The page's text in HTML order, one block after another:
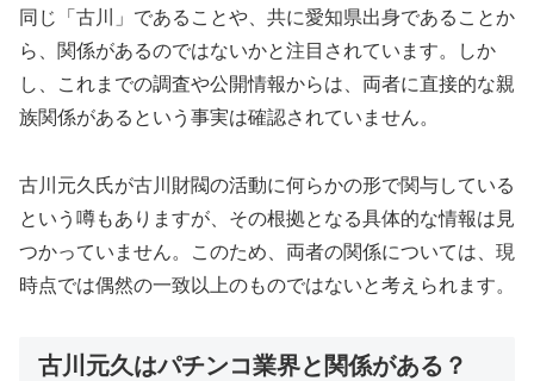
同じ「古川」であることや、共に愛知県出身であることか
ら、関係があるのではないかと注目されています。しか
し、これまでの調査や公開情報からは、両者に直接的な親
族関係があるという事実は確認されていません。
古川元久氏が古川財閥の活動に何らかの形で関与している
という噂もありますが、その根拠となる具体的な情報は見
つかっていません。このため、両者の関係については、現
時点では偶然の一致以上のものではないと考えられます。
古川元久はパチンコ業界と関係がある？